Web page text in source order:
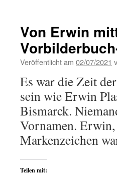
Von Erwin
Veröffentlicht am 02/07/2021
Es war die Zeit
sein wie Erwin
Bismarck.
Vornamen. Erwin,
Markenzeichen
Teilen mit: